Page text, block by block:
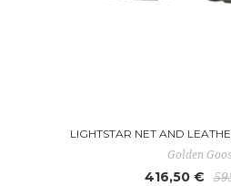
LIGHTSTAR NET AND
Golden
416,50 €